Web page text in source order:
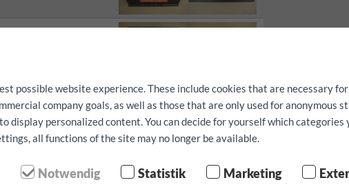
deliverable
deliverable
possible website experience. These include cookies that are necessary
company goals, as well as those that are only used for anonymous
display personalized content. You can decide for yourself which categories
all functions of the site may no longer be available.
Notwendig Statistik Marketing